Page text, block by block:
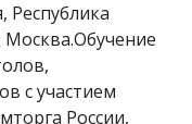
Республика
Москва.Обучение
с участием
России,